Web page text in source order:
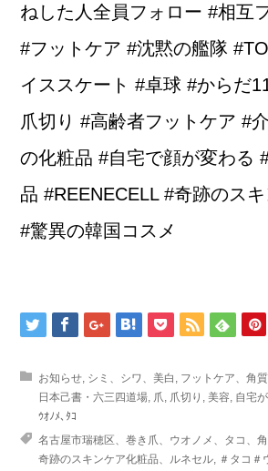
ねした人全員フォロー #相互
#フットケア #沈黙の艦隊
イススケート #卓球 #からだ
爪切り #高齢者フットケア #
の化粧品 #自宅で顔が変わる
品 #REENECELL #奇跡のス
#驚異の韓国コスメ
お知らせ, シミ、シワ、美白 , フットケア、角質
日本己書・六三四道場, 爪, 爪切り , 美容, 自宅
ｳｵﾉﾒ､ﾀｺ
名古屋市瑞穂区、巻き爪、ウオノメ、タコ、
奇跡のスキンケア化粧品、ルネセル, ＃タコ＃